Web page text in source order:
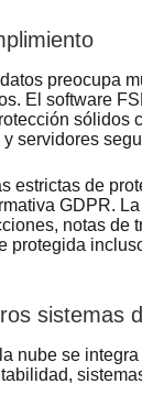
preocupa
El software
sólidos
servidores
estrictas de
GDPR.
notas de
protegida
sistemas
nube se